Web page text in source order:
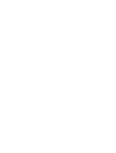
легко
заботится о
покраснения,
даже для